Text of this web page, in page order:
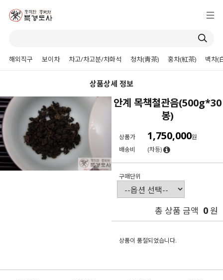
해외직구 보이차 차고/차고분/차화석 청차(靑茶) 홍차(紅茶) 백차(
상품상세 정보
안계 목책철관음(500g*30
봉)
상품가 1,750,000원
배송비
(차등)
구매단위
총 상품 금액 0원
상품이 품절되었습니다.